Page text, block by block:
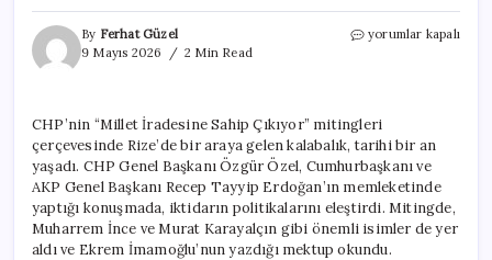
By Ferhat Güzel
9 Mayıs 2026
2 Min Read
Rize’de
Özgür
Özel
İktidarı
Eleştirdi
için
yorumlar kapalı
CHP’nin “Millet İradesine Sahip Çıkıyor” mitingleri
çerçevesinde Rize’de bir araya gelen kalabalık, tarihi bir an
yaşadı. CHP Genel Başkanı Özgür Özel, Cumhurbaşkanı ve
AKP Genel Başkanı Recep Tayyip Erdoğan’ın memleketinde
yaptığı konuşmada, iktidarın politikalarını eleştirdi. Mitingde,
Muharrem İnce ve Murat Karayalçın gibi önemli isimler de yer
aldı ve Ekrem İmamoğlu’nun yazdığı mektup okundu.